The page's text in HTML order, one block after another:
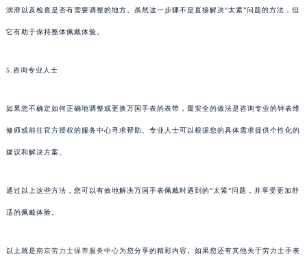
润滑以及检查是否有需要调整的地方。虽然这一步骤不是直接解决“太紧”问题的方法，但
它有助于保持整体佩戴体验。
5.咨询专业人士
如果您不确定如何正确地调整或更换万国手表的表带，最安全的做法是咨询专业的钟表维
修师或前往官方授权的服务中心寻求帮助。专业人士可以根据您的具体需求提供个性化的
建议和解决方案。
通过以上这些方法，您可以有效地解决万国手表佩戴时遇到的“太紧”问题，并享受更加舒
适的佩戴体验。
以上就是南京劳力士保养服务中心为您分享的精彩内容。如果您还有其他关于劳力士手表